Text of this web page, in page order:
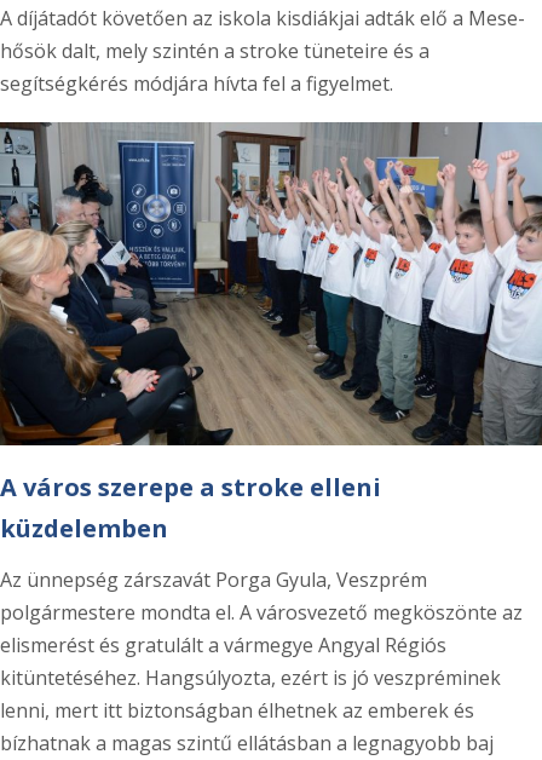
A díjátadót követően az iskola kisdiákjai adták elő a Mese-
hősök dalt, mely szintén a stroke tüneteire és a
segítségkérés módjára hívta fel a figyelmet.
A város szerepe a stroke elleni
küzdelemben
Az ünnepség zárszavát Porga Gyula, Veszprém
polgármestere mondta el. A városvezető megköszönte az
elismerést és gratulált a vármegye Angyal Régiós
kitüntetéséhez. Hangsúlyozta, ezért is jó veszpréminek
lenni, mert itt biztonságban élhetnek az emberek és
bízhatnak a magas szintű ellátásban a legnagyobb baj